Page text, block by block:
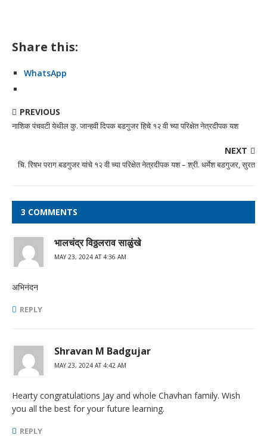
Share this:
WhatsApp
PREVIOUS
नाशिक पंचवटी येथील कु. जान्हवी दिपक बडगुजर हिचे १२ वी च्या परिक्षेत नेत्रदीपक यश
NEXT
चि. रिषभ पराग बडगुजर यांचे १२ वी च्या परिक्षेत नेत्रदीपक यश – श्री. धर्मेश बडगुजर, सुरत
3 COMMENTS
भालचंद्र विठ्ठलराव साळुंखे
MAY 23, 2024 AT 4:36 AM
अभिनंदन
REPLY
Shravan M Badgujar
MAY 23, 2024 AT 4:42 AM
Hearty congratulations Jay and whole Chavhan family. Wish
you all the best for your future learning.
REPLY